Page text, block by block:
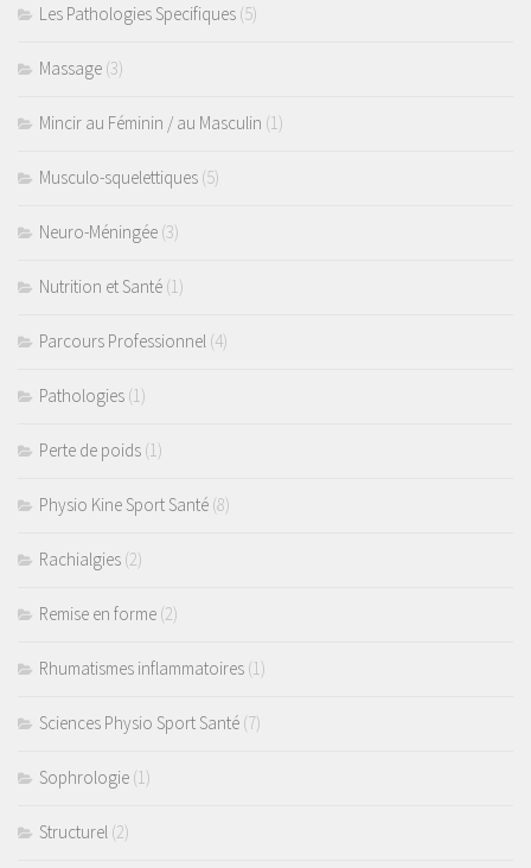
Les Pathologies Specifiques (5)
Massage (3)
Mincir au Féminin / au Masculin (1)
Musculo-squelettiques (5)
Neuro-Méningée (3)
Nutrition et Santé (1)
Parcours Professionnel (4)
Pathologies (1)
Perte de poids (1)
Physio Kine Sport Santé (8)
Rachialgies (2)
Remise en forme (2)
Rhumatismes inflammatoires (1)
Sciences Physio Sport Santé (7)
Sophrologie (1)
Structurel (2)